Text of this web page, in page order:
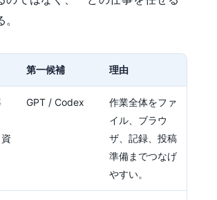
第一候補 理由
GPT / Codex
作業全体をファ
イル、ブラウ
ザ、記録、投稿
準備までつなげ
やすい。